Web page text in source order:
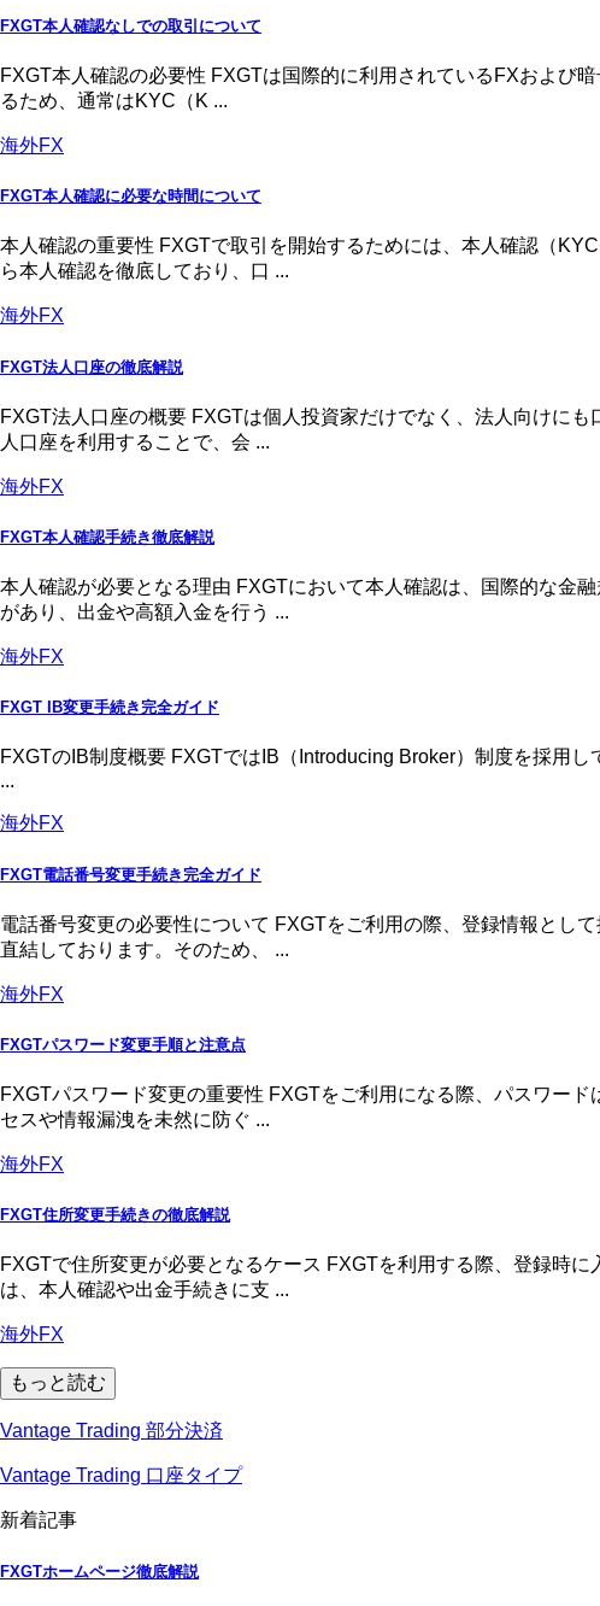
FXGT本人確認なしでの取引について
FXGT本人確認の必要性 FXGTは国際的に利用されているFXおよび
るため、通常はKYC（K ...
海外FX
FXGT本人確認に必要な時間について
本人確認の重要性 FXGTで取引を開始するためには、本人確認（
ら本人確認を徹底しており、口 ...
海外FX
FXGT法人口座の徹底解説
FXGT法人口座の概要 FXGTは個人投資家だけでなく、法人向けに
人口座を利用することで、会 ...
海外FX
FXGT本人確認手続き徹底解説
本人確認が必要となる理由 FXGTにおいて本人確認は、国際的な金
があり、出金や高額入金を行う ...
海外FX
FXGT IB変更手続き完全ガイド
FXGTのIB制度概要 FXGTではIB（Introducing Broker）制度を採用
...
海外FX
FXGT電話番号変更手続き完全ガイド
電話番号変更の必要性について FXGTをご利用の際、登録情報とし
直結しております。そのため、 ...
海外FX
FXGTパスワード変更手順と注意点
FXGTパスワード変更の重要性 FXGTをご利用になる際、パスワー
セスや情報漏洩を未然に防ぐ ...
海外FX
FXGT住所変更手続きの徹底解説
FXGTで住所変更が必要となるケース FXGTを利用する際、登録時
は、本人確認や出金手続きに支 ...
海外FX
もっと読む
Vantage Trading 部分決済
Vantage Trading 口座タイプ
新着記事
FXGTホームページ徹底解説